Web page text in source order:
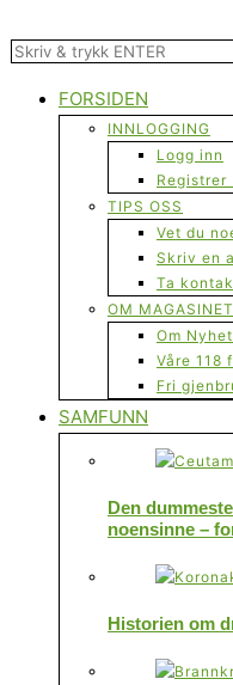
FORSIDEN
INNLOGGING
Logg inn
Registrer
TIPS OSS
Vet du
Skriv en
Ta
OM MAGASINET
Om
Våre 118
Fri
SAMFUNN
Den
noensinne –
Historien om